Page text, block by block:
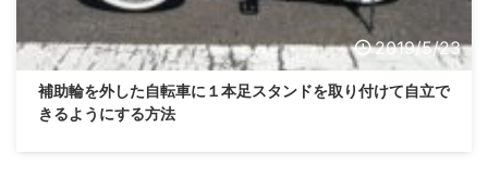
2019/5/23
補助輪を外した自転車に１本足スタンドを取り付けて自立で
きるようにする方法